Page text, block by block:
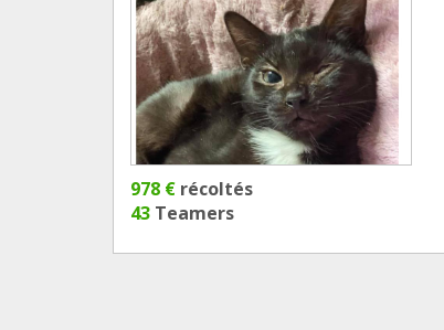
978 € récoltés
43 Teamers